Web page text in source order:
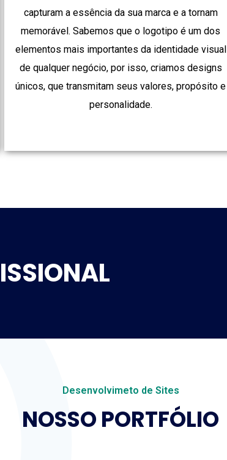
capturam a essência da sua marca e a tornam
memorável. Sabemos que o logotipo é um dos
elementos mais importantes da identidade visual
de qualquer negócio, por isso, criamos designs
únicos, que transmitam seus valores, propósito e
personalidade.
Desenvolvimeto de Sites
NOSSO PORTFÓLIO